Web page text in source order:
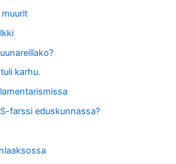
karhu.
farssi eduskunnassa?